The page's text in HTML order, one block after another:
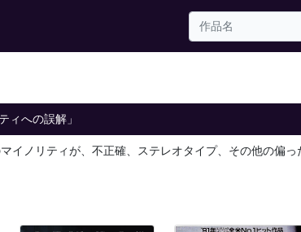
ィへの誤解」
ノリティが、不正確、ステレオタイプ、その他の偏っ